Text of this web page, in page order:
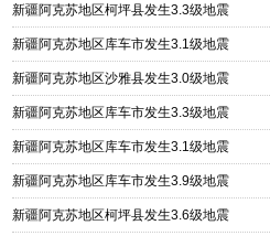
新疆阿克苏地区柯坪县发生3.3级地震
新疆阿克苏地区库车市发生3.1级地震
新疆阿克苏地区沙雅县发生3.0级地震
新疆阿克苏地区库车市发生3.3级地震
新疆阿克苏地区库车市发生3.1级地震
新疆阿克苏地区库车市发生3.9级地震
新疆阿克苏地区柯坪县发生3.6级地震